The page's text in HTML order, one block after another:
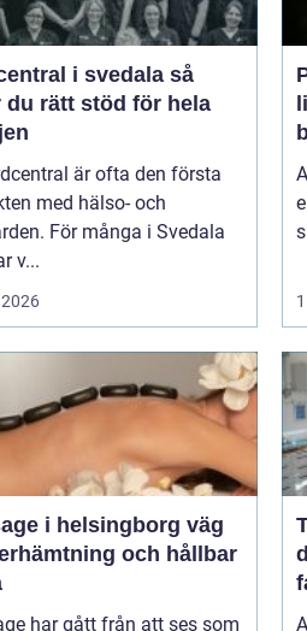
i svedala så
du rätt stöd för hela
är ofta den första
med hälso- och
För många i Svedala
v...
i helsingborg väg
och hållbar
har gått från att ses som